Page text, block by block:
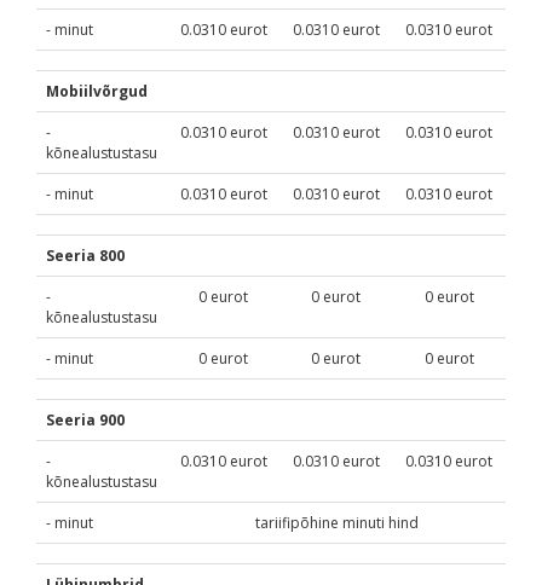
- minut 0.0310 eurot 0.0310 eurot 0.0310 eurot
Mobiilvõrgud
-
kõnealustustasu
0.0310 eurot 0.0310 eurot 0.0310 eurot
- minut 0.0310 eurot 0.0310 eurot 0.0310 eurot
Seeria 800
-
kõnealustustasu
0 eurot 0 eurot 0 eurot
- minut 0 eurot 0 eurot 0 eurot
Seeria 900
-
kõnealustustasu
0.0310 eurot 0.0310 eurot 0.0310 eurot
- minut tariifipõhine minuti hind